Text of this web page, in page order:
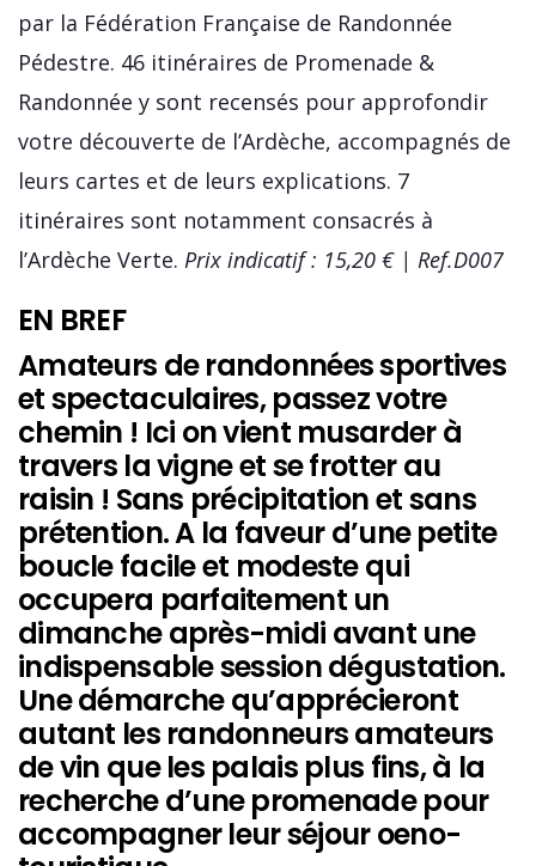
par la Fédération Française de Randonnée
Pédestre. 46 itinéraires de Promenade &
Randonnée y sont recensés pour approfondir
votre découverte de l’Ardèche, accompagnés de
leurs cartes et de leurs explications. 7
itinéraires sont notamment consacrés à
l’Ardèche Verte. Prix indicatif : 15,20 € | Ref.D007
EN BREF
Amateurs de randonnées sportives
et spectaculaires, passez votre
chemin ! Ici on vient musarder à
travers la vigne et se frotter au
raisin ! Sans précipitation et sans
prétention. A la faveur d’une petite
boucle facile et modeste qui
occupera parfaitement un
dimanche après-midi avant une
indispensable session dégustation.
Une démarche qu’apprécieront
autant les randonneurs amateurs
de vin que les palais plus fins, à la
recherche d’une promenade pour
accompagner leur séjour oeno-